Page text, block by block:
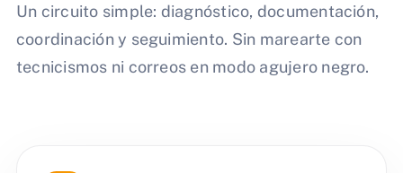
Un circuito simple: diagnóstico, documentación,
coordinación y seguimiento. Sin marearte con
tecnicismos ni correos en modo agujero negro.